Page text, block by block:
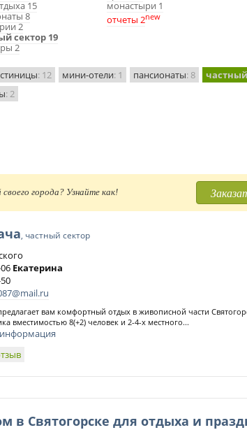
15
8
2
сектор 19
2
монастыри 1
отчеты 2new
: 12 мини-отели: 1 пансионаты: 8
: 2
города? Узнайте как!
, частный сектор
Екатерина
вам комфортный отдых в живописной части
вместимостью 8(+2) человек и 2-4-х местного...
в Святогорске для отдыха и